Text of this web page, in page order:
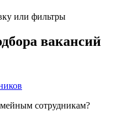
или фильтры
вакансий
сотрудникам?